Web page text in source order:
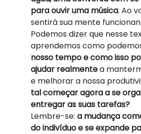
para ouvir uma música. Ao
sentirá sua mente
Podemos dizer que nesse
aprendemos como
nosso tempo e como isso
ajudar realmente a
e melhorar a nossa
tal começar agora a se
entregar as suas tarefas?
Lembre-se: a mudança
do indivíduo e se expande